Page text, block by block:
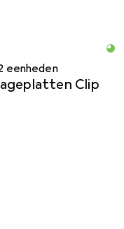
eenheden
Clip